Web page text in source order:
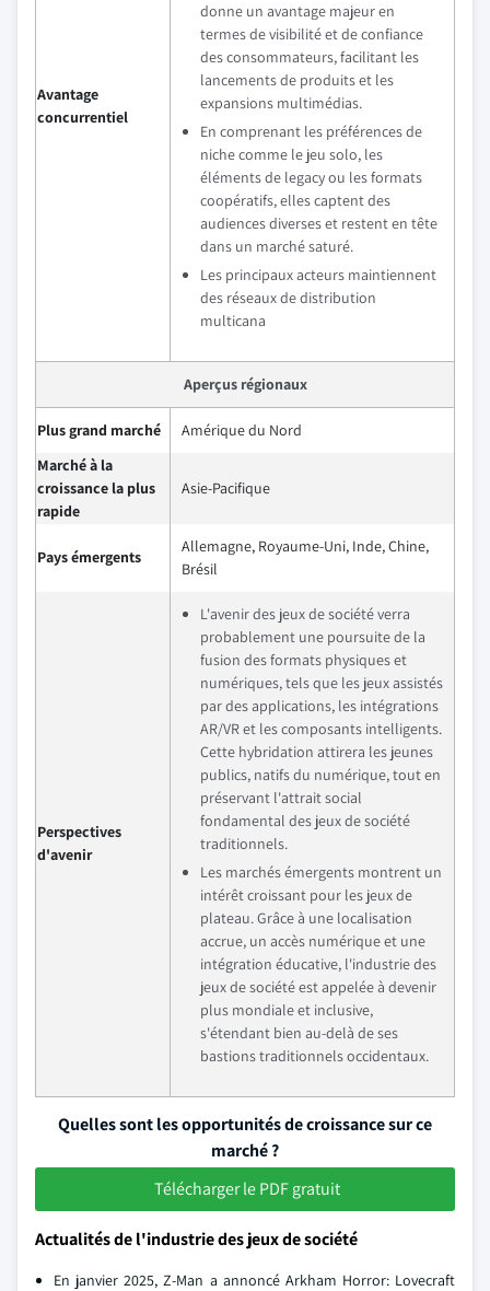
Avantage
concurrentiel
donne un avantage majeur en
termes de visibilité et de confiance
des consommateurs, facilitant les
lancements de produits et les
expansions multimédias.
En comprenant les préférences de
niche comme le jeu solo, les
éléments de legacy ou les formats
coopératifs, elles captent des
audiences diverses et restent en tête
dans un marché saturé.
Les principaux acteurs maintiennent
des réseaux de distribution
multicana
Aperçus régionaux
Plus grand marché
Amérique du Nord
Marché à la
croissance la plus
rapide
Asie-Pacifique
Pays émergents
Allemagne, Royaume-Uni, Inde, Chine,
Brésil
Perspectives
d'avenir
L'avenir des jeux de société verra
probablement une poursuite de la
fusion des formats physiques et
numériques, tels que les jeux assistés
par des applications, les intégrations
AR/VR et les composants intelligents.
Cette hybridation attirera les jeunes
publics, natifs du numérique, tout en
préservant l'attrait social
fondamental des jeux de société
traditionnels.
Les marchés émergents montrent un
intérêt croissant pour les jeux de
plateau. Grâce à une localisation
accrue, un accès numérique et une
intégration éducative, l'industrie des
jeux de société est appelée à devenir
plus mondiale et inclusive,
s'étendant bien au-delà de ses
bastions traditionnels occidentaux.
Quelles sont les opportunités de croissance sur ce
marché ?
Télécharger le PDF gratuit
Actualités de l'industrie des jeux de société
En janvier 2025, Z-Man a annoncé Arkham Horror: Lovecraft